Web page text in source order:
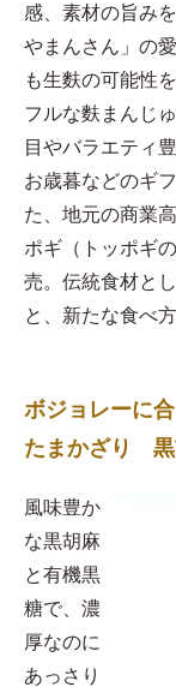
感、素材の旨み
やまんさん」の
も生麩の可能性
フルな麩まんじ
目やバラエティ
お歳暮などのギ
た、地元の商業
ポギ（トッポギ
売。伝統食材と
と、新たな食べ
ボジョレーに
たまかざり 黒
風味豊か
な黒胡麻
と有機黒
糖で、濃
厚なのに
あっさり